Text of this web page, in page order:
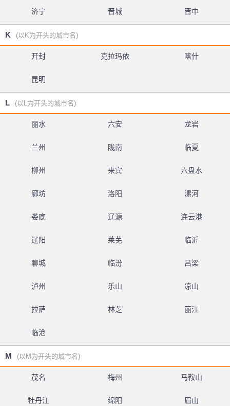
济宁 晋城 晋中
K (以K为开头的城市名)
开封 克拉玛依 喀什
昆明
L (以L为开头的城市名)
丽水 六安 龙岩
兰州 陇南 临夏
柳州 来宾 六盘水
廊坊 洛阳 漯河
娄底 辽源 连云港
辽阳 莱芜 临沂
聊城 临汾 吕梁
泸州 乐山 凉山
拉萨 林芝 丽江
临沧
M (以M为开头的城市名)
茂名 梅州 马鞍山
牡丹江 绵阳 眉山